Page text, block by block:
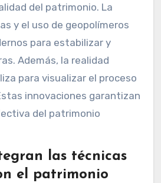
del patrimonio. La
y el uso de geopolímeros
para estabilizar y
Además, la realidad
para visualizar el proceso
innovaciones garantizan
del patrimonio
las técnicas
el patrimonio